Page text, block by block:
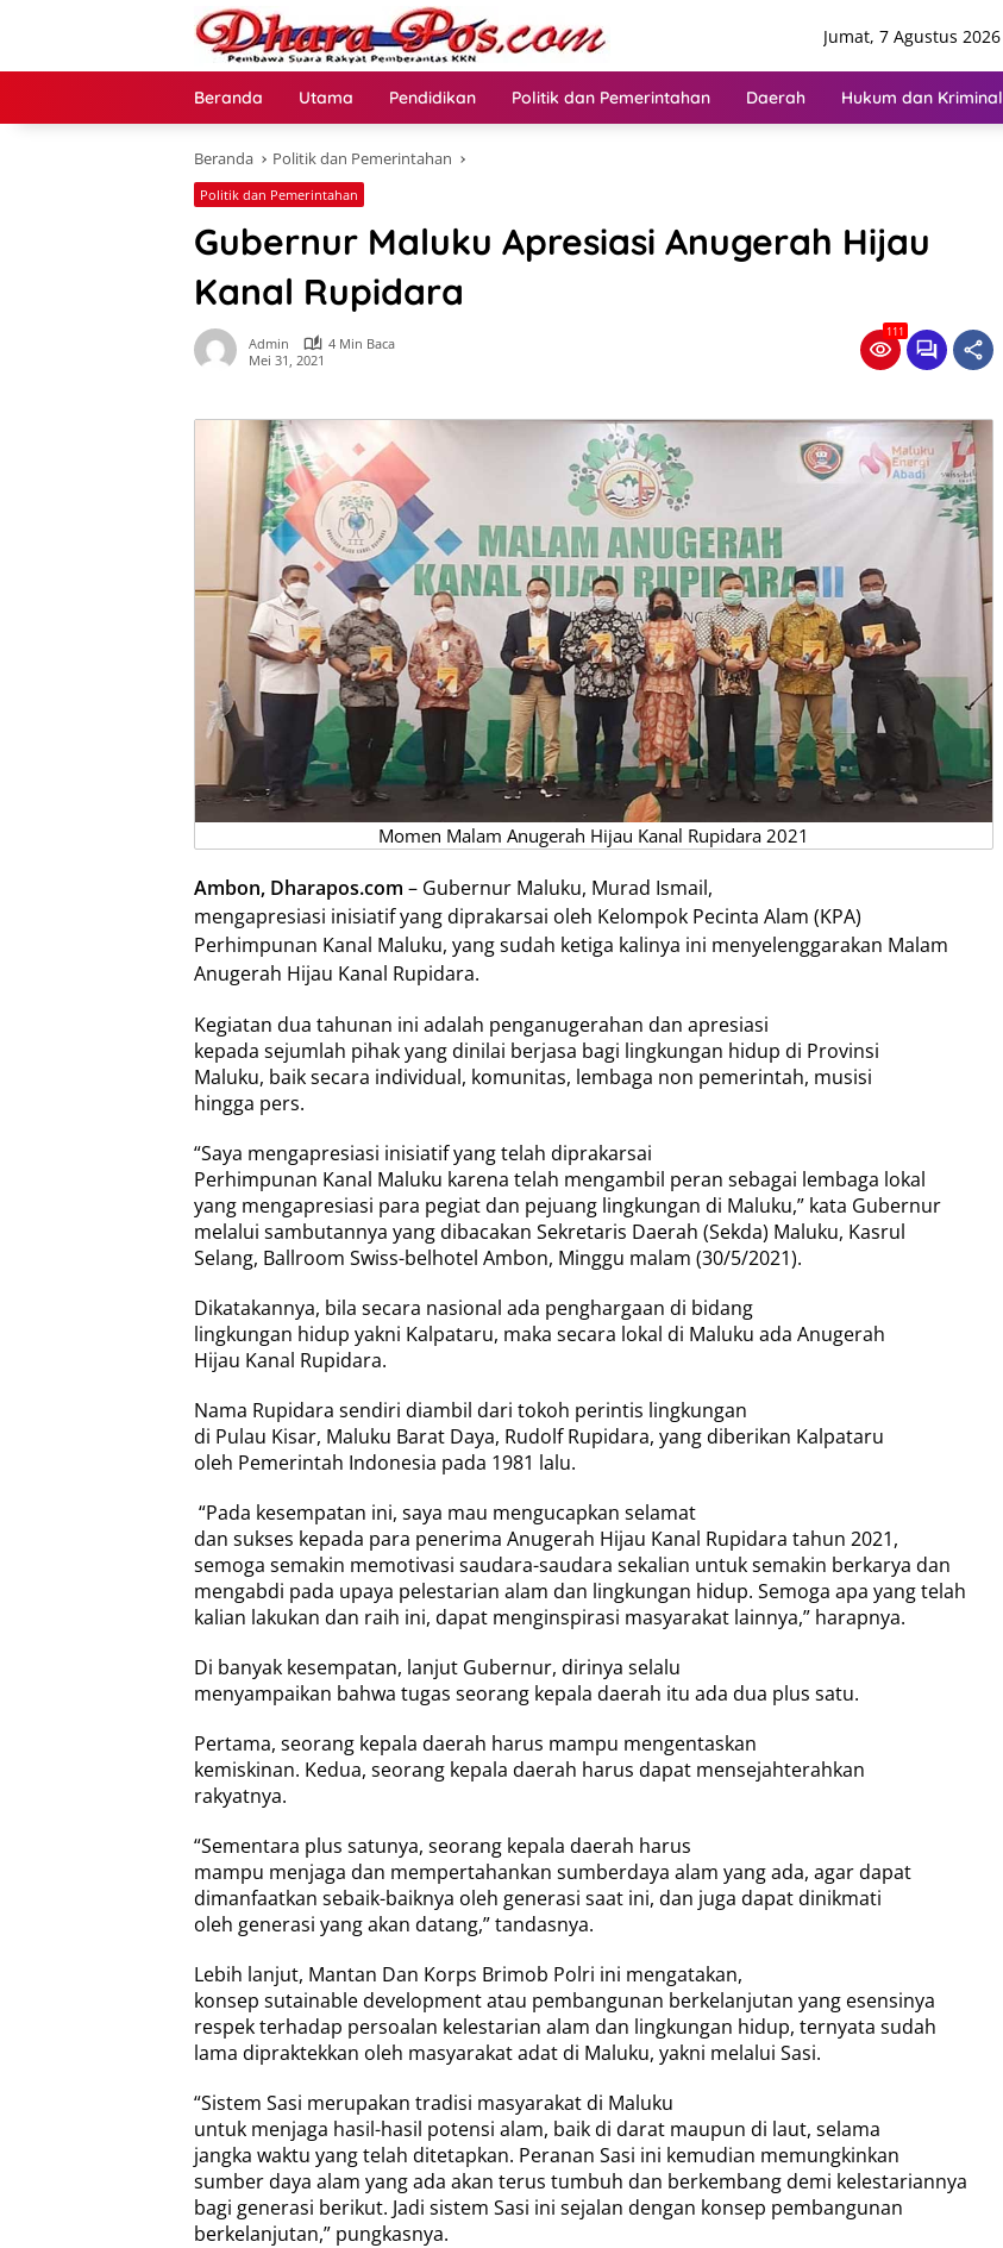
Jumat, 7 Agustus 2026
Beranda Utama Pendidikan Politik dan Pemerintahan Daerah Hukum dan Kriminal
Beranda Politik dan Pemerintahan
Politik dan Pemerintahan
Gubernur Maluku Apresiasi Anugerah Hijau
Kanal Rupidara
Admin
4 Min Baca
Mei 31, 2021
111
Momen Malam Anugerah Hijau Kanal Rupidara 2021
Ambon, Dharapos.com – Gubernur Maluku, Murad Ismail,
mengapresiasi inisiatif yang diprakarsai oleh Kelompok Pecinta Alam (KPA)
Perhimpunan Kanal Maluku, yang sudah ketiga kalinya ini menyelenggarakan Malam
Anugerah Hijau Kanal Rupidara.
Kegiatan dua tahunan ini adalah penganugerahan dan apresiasi
kepada sejumlah pihak yang dinilai berjasa bagi lingkungan hidup di Provinsi
Maluku, baik secara individual, komunitas, lembaga non pemerintah, musisi
hingga pers.
“Saya mengapresiasi inisiatif yang telah diprakarsai
Perhimpunan Kanal Maluku karena telah mengambil peran sebagai lembaga lokal
yang mengapresiasi para pegiat dan pejuang lingkungan di Maluku,” kata Gubernur
melalui sambutannya yang dibacakan Sekretaris Daerah (Sekda) Maluku, Kasrul
Selang, Ballroom Swiss-belhotel Ambon, Minggu malam (30/5/2021).
Dikatakannya, bila secara nasional ada penghargaan di bidang
lingkungan hidup yakni Kalpataru, maka secara lokal di Maluku ada Anugerah
Hijau Kanal Rupidara.
Nama Rupidara sendiri diambil dari tokoh perintis lingkungan
di Pulau Kisar, Maluku Barat Daya, Rudolf Rupidara, yang diberikan Kalpataru
oleh Pemerintah Indonesia pada 1981 lalu.
“Pada kesempatan ini, saya mau mengucapkan selamat
dan sukses kepada para penerima Anugerah Hijau Kanal Rupidara tahun 2021,
semoga semakin memotivasi saudara-saudara sekalian untuk semakin berkarya dan
mengabdi pada upaya pelestarian alam dan lingkungan hidup. Semoga apa yang telah
kalian lakukan dan raih ini, dapat menginspirasi masyarakat lainnya,” harapnya.
Di banyak kesempatan, lanjut Gubernur, dirinya selalu
menyampaikan bahwa tugas seorang kepala daerah itu ada dua plus satu.
Pertama, seorang kepala daerah harus mampu mengentaskan
kemiskinan. Kedua, seorang kepala daerah harus dapat mensejahterahkan
rakyatnya.
“Sementara plus satunya, seorang kepala daerah harus
mampu menjaga dan mempertahankan sumberdaya alam yang ada, agar dapat
dimanfaatkan sebaik-baiknya oleh generasi saat ini, dan juga dapat dinikmati
oleh generasi yang akan datang,” tandasnya.
Lebih lanjut, Mantan Dan Korps Brimob Polri ini mengatakan,
konsep sutainable development atau pembangunan berkelanjutan yang esensinya
respek terhadap persoalan kelestarian alam dan lingkungan hidup, ternyata sudah
lama dipraktekkan oleh masyarakat adat di Maluku, yakni melalui Sasi.
“Sistem Sasi merupakan tradisi masyarakat di Maluku
untuk menjaga hasil-hasil potensi alam, baik di darat maupun di laut, selama
jangka waktu yang telah ditetapkan. Peranan Sasi ini kemudian memungkinkan
sumber daya alam yang ada akan terus tumbuh dan berkembang demi kelestariannya
bagi generasi berikut. Jadi sistem Sasi ini sejalan dengan konsep pembangunan
berkelanjutan,” pungkasnya.